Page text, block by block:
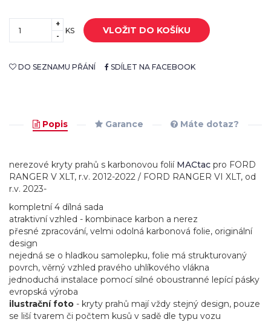
+
-
KS VLOŽIT DO KOŠÍKU
DO SEZNAMU PŘÁNÍ SDÍLET NA FACEBOOK
Popis Garance Máte dotaz?
nerezové kryty prahů s karbonovou folií MACtac pro FORD
RANGER V XLT, r.v. 2012-2022 / FORD RANGER VI XLT, od
r.v. 2023-
kompletní 4 dílná sada
atraktivní vzhled - kombinace karbon a nerez
přesné zpracování, velmi odolná karbonová folie, originální
design
nejedná se o hladkou samolepku, folie má strukturovaný
povrch, věrný vzhled pravého uhlíkového vlákna
jednoduchá instalace pomocí silné oboustranné lepící pásky
evropská výroba
ilustrační foto - kryty prahů mají vždy stejný design, pouze
se liší tvarem či počtem kusů v sadě dle typu vozu